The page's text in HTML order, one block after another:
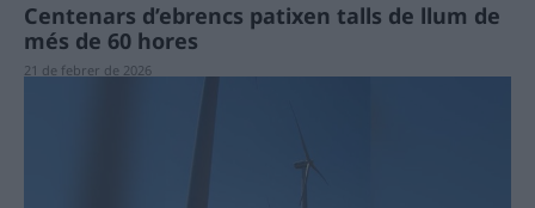
Centenars d’ebrencs patixen talls de llum de
més de 60 hores
21 de febrer de 2026